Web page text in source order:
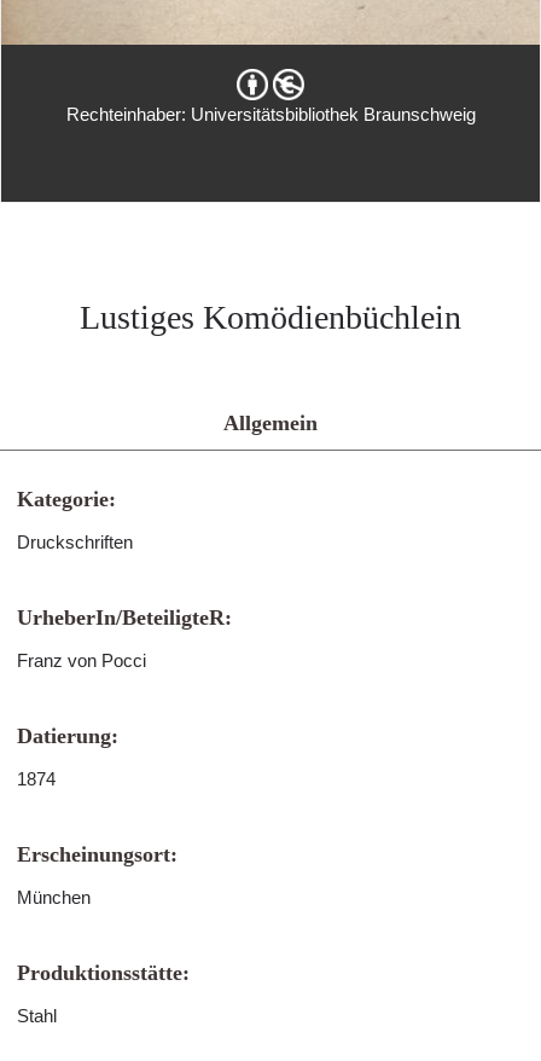
Rechteinhaber: Universitätsbibliothek Braunschweig
Lustiges Komödienbüchlein
Allgemein
Kategorie:
Druckschriften
UrheberIn/BeteiligteR:
Franz von Pocci
Datierung:
1874
Erscheinungsort:
München
Produktionsstätte:
Stahl